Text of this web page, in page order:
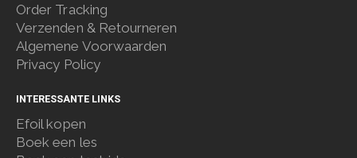
Order Tracking
Verzenden & Retourneren
Algemene Voorwaarden
Privacy Policy
INTERESSANTE LINKS
Efoil kopen
Boek een les